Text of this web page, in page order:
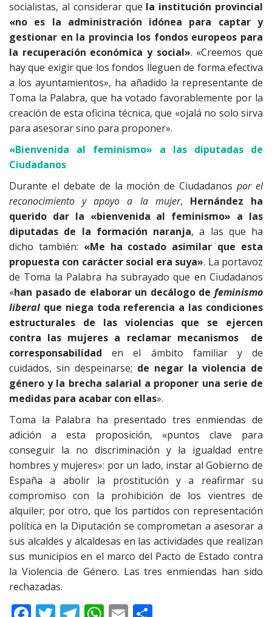
socialistas, al considerar que la institución provincial
«no es la administración idónea para captar y
gestionar en la provincia los fondos europeos para
la recuperación económica y social». «Creemos que
hay que exigir que los fondos lleguen de forma efectiva
a los ayuntamientos», ha añadido la representante de
Toma la Palabra, que ha votado favorablemente por la
creación de esta oficina técnica, que «ojalá no solo sirva
para asesorar sino para proponer».
«Bienvenida al feminismo» a las diputadas de
Ciudadanos
Durante el debate de la moción de Ciudadanospor el
reconocimiento y apoyo a la mujer, Hernández ha
querido dar la «bienvenida al feminismo» a las
diputadas de la formación naranja, a las que ha
dicho también: «Me ha costado asimilar que esta
propuesta con carácter social era suya». La portavoz
de Toma la Palabra ha subrayado que en Ciudadanos
«han pasado de elaborar un decálogo de feminismo
liberal que niega toda referencia a las condiciones
estructurales de las violencias que se ejercen
contra las mujeres a reclamar mecanismos de
corresponsabilidad en el ámbito familiar y de
cuidados, sin despeinarse; de negar la violencia de
género y la brecha salarial a proponer una serie de
medidas para acabar con ellas».
Toma la Palabra ha presentado tres enmiendas de
adición a esta proposición, «puntos clave para
conseguir la no discriminación y la igualdad entre
hombres y mujeres»: por un lado, instar al Gobierno de
España a abolir la prostitución y a reafirmar su
compromiso con la prohibición de los vientres de
alquiler; por otro, que los partidos con representación
política en la Diputación se comprometan a asesorar a
sus alcaldes y alcaldesas en las actividades que realizan
sus municipios en el marco del Pacto de Estado contra
la Violencia de Género. Las tres enmiendas han sido
rechazadas.